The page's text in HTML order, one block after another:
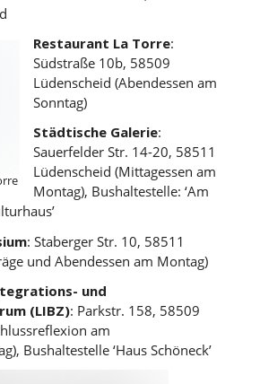
Restaurant La Torre:
Südstraße 10b, 58509
Lüdenscheid (Abendessen am
Sonntag)
Städtische Galerie:
Sauerfelder Str. 14-20, 58511
Lüdenscheid (Mittagessen am
Montag), Bushaltestelle: ‘Am
: Staberger Str. 10, 58511
und Abendessen am Montag)
und
(LIBZ): Parkstr. 158, 58509
am
Bushaltestelle ‘Haus Schöneck’